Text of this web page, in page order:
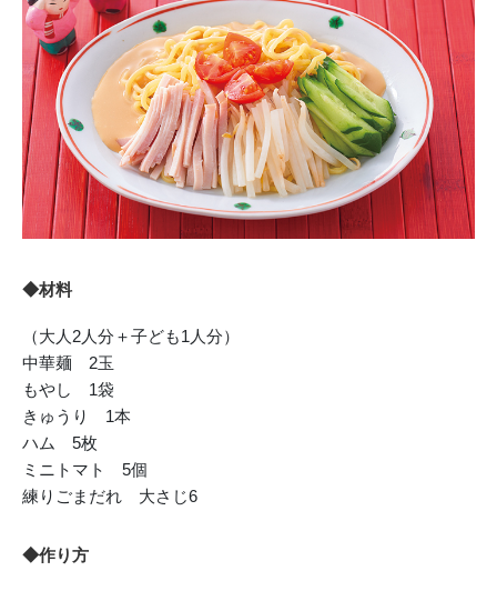
◆材料
（大人2人分＋子ども1人分）
中華麺 2玉
もやし 1袋
きゅうり 1本
ハム 5枚
ミニトマト 5個
練りごまだれ 大さじ6
◆作り方